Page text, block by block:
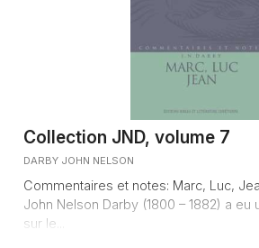
Collection JND, volume 7
DARBY JOHN NELSON
Commentaires et notes: Marc, Luc,
John Nelson Darby (1800 – 1882) a eu
sur le...